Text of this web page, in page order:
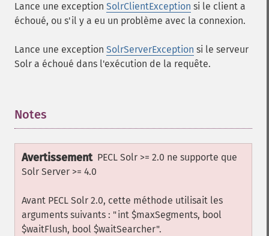
Lance une exception SolrClientException si le client a
échoué, ou s'il y a eu un problème avec la connexion.
Lance une exception SolrServerException si le serveur
Solr a échoué dans l'exécution de la requête.
Notes
Avertissement PECL Solr >= 2.0 ne supporte que
Solr Server >= 4.0
Avant PECL Solr 2.0, cette méthode utilisait les
arguments suivants : "int $maxSegments, bool
$waitFlush, bool $waitSearcher".